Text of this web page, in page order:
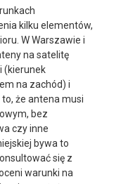
kilku elementów,
W Warszawie i
na satelitę
(kierunek
na zachód) i
że antena musi
bez
czy inne
bywa to
się z
warunki na